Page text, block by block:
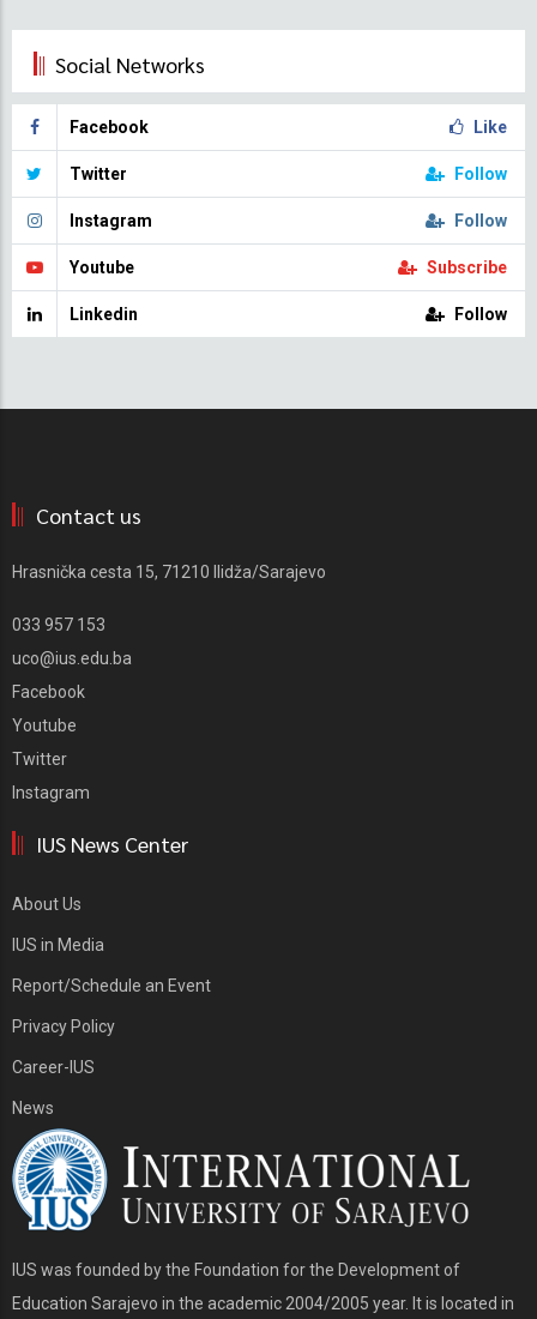
Social Networks
Facebook Like
Twitter Follow
Instagram Follow
Youtube Subscribe
Linkedin Follow
Contact us
Hrasnička cesta 15, 71210 Ilidža/Sarajevo
033 957 153
uco@ius.edu.ba
Facebook
Youtube
Twitter
Instagram
IUS News Center
About Us
IUS in Media
Report/Schedule an Event
Privacy Policy
Career-IUS
News
IUS was founded by the Foundation for the Development of
Education Sarajevo in the academic 2004/2005 year. It is located in